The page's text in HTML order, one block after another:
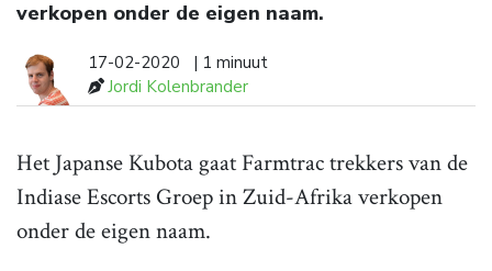
verkopen onder de eigen naam.
17-02-2020
| 1 minuut
Jordi Kolenbrander
Het Japanse Kubota gaat Farmtrac trekkers van de
Indiase Escorts Groep in Zuid-Afrika verkopen
onder de eigen naam.